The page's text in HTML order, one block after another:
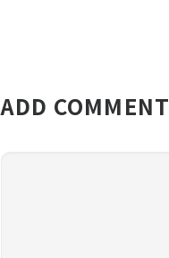
ADD COMMENT